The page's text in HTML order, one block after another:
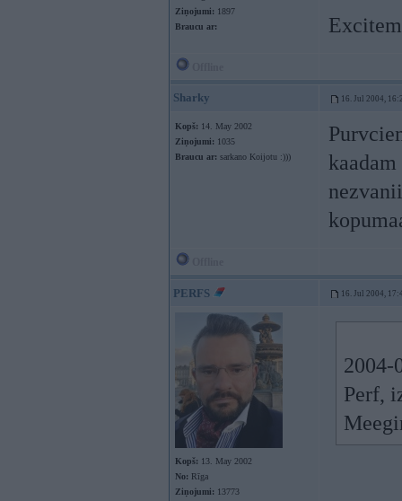
Ziņojumi: 1897
Braucu ar:
Sharky 16. Jul 2004,
Kopš: 14. May 2002
Ziņojumi: 1035
Braucu ar: sarkano Koijotu :)))
PERFS 16. Jul 2004,
Kopš: 13. May 2002
No: Rīga
Ziņojumi: 13773
2004-
Perf,